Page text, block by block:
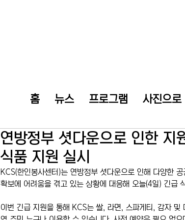
홈 뉴스 프로그램 사진으로
연방정부 셧다운으로 인한 지
식품 지원 실시
KCS(한인봉사센터)는 연방정부 셧다운으로 인해 다양한
확보에 어려움을 겪고 있는 상황에 대응해 오늘(4일) 긴급
이번 긴급 지원을 통해 KCS는 쌀, 라면, 스파게티, 감자